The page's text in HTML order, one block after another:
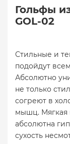
Гольфы
GOL-02
Стильные и
подойдут
Абсолютно
не только
согреют в
мышц. Мягкая
абсолютна
сухость